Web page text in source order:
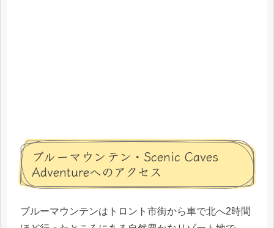
ブルーマウンテン・Scenic Caves
Adventureへのアクセス
ブルーマウンテンはトロント市街から車で北へ2時間